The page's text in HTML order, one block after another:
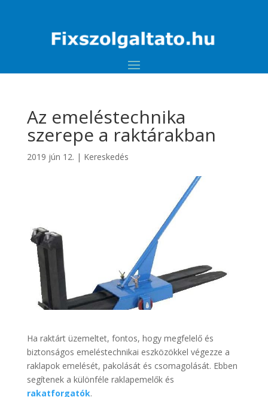
Az emeléstechnika
szerepe a raktárakban
2019 jún 12. | Kereskedés
Ha raktárt üzemeltet, fontos, hogy megfelelő és
biztonságos emeléstechnikai eszközökkel végezze a
raklapok emelését, pakolását és csomagolását. Ebben
segítenek a különféle raklapemelők és
rakatforgatók.